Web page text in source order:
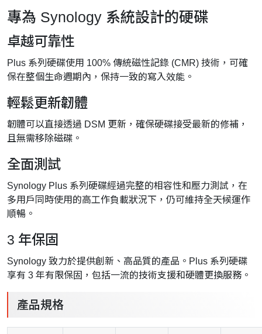
專為 Synology 系統設計的硬碟
卓越可靠性
Plus 系列硬碟使用 100% 傳統磁性記錄 (CMR) 技術，可確
保在整個生命週期內，保持一致的寫入效能。
輕鬆更新韌體
韌體可以直接透過 DSM 更新，確保硬碟接受最新的修補，
且無需移除磁碟。
全面測試
Synology Plus 系列硬碟經過完整的相容性和壓力測試，在
多用戶同時使用的高工作負載狀況下，仍可維持全天候運作
順暢。
3 年保固
Synology 致力於提供創新、高品質的產品。Plus 系列硬碟
享有 3 年有限保固，包括一流的技術支援和硬體更換服務。
產品規格